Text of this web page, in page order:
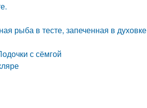
рыба в тесте, запеченная в духовке
с сёмгой